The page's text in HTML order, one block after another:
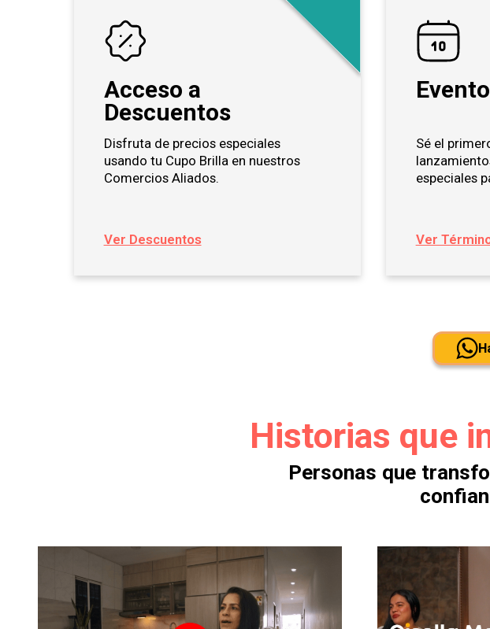
Acceso a
Descuentos
Disfruta de precios especiales
usando tu Cupo Brilla en nuestros
Comercios Aliados.
Ver Descuentos
Sé el
especiales
Ver
Historias que
Personas que